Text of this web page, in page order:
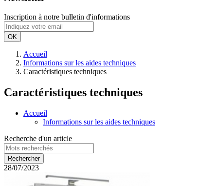
Inscription à notre bulletin d'informations
OK
Accueil
Informations sur les aides techniques
Caractéristiques techniques
Caractéristiques techniques
Accueil
Informations sur les aides techniques
Recherche d'un article
28/07/2023